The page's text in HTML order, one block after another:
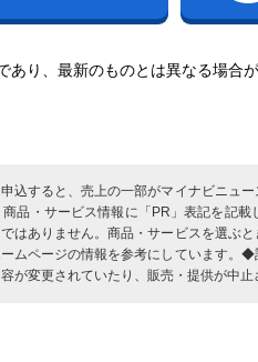
り、最新のものとは異なる場合
込すると、売上の一部がマイナビニュ
品・サービス情報に「PR」表記を記
はありません。商品・サービスを選ぶ
ムページの情報を参考にしています。
が変更されていたり、販売・提供が中止